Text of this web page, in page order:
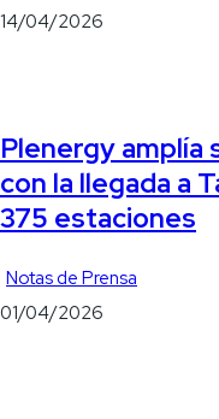
14/04/2026
Plenergy amplía
con la llegada a
375 estaciones
Notas de Prensa
01/04/2026